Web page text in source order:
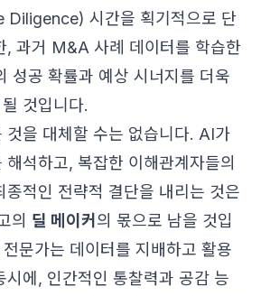
Diligence) 시간을 획기적으로 단
, 과거 M&A 사례 데이터를 학습한
성공 확률과 예상 시너지를 더욱
것입니다.
것을 대체할 수는 없습니다. AI가
석하고, 복잡한 이해관계자들의
종적인 전략적 결단을 내리는 것은
의 딜 메이커 의 몫으로 남을 것입
문가는 데이터를 지배하고 활용
시에, 인간적인 통찰력과 공감 능